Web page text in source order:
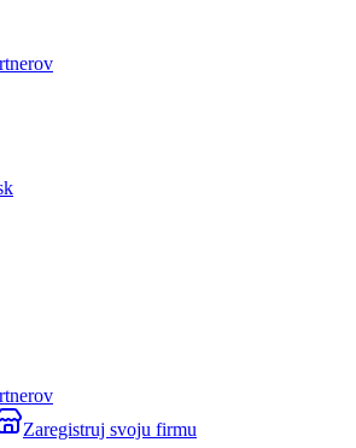
Zaregistruj svoju firmu